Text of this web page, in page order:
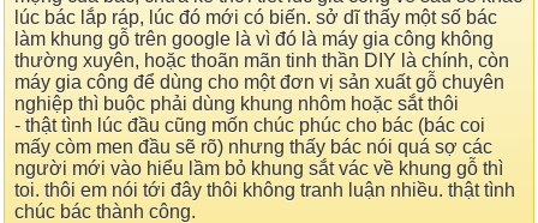
lúc bác lắp ráp, lúc đó mới có biến. sở dĩ thấy một số bác
làm khung gỗ trên google là vì đó là máy gia công không
thường xuyên, hoặc thoãn mãn tinh thần DIY là chính, còn
máy gia công để dùng cho một đơn vị sản xuất gỗ chuyên
nghiệp thì buộc phải dùng khung nhôm hoặc sắt thôi
- thật tình lúc đầu cũng mốn chúc phúc cho bác (bác coi
mấy còm men đầu sẽ rõ) nhưng thấy bác nói quá sợ các
người mới vào hiểu lầm bỏ khung sắt vác về khung gỗ thì
toi. thôi em nói tới đây thôi không tranh luận nhiều. thật tình
chúc bác thành công.